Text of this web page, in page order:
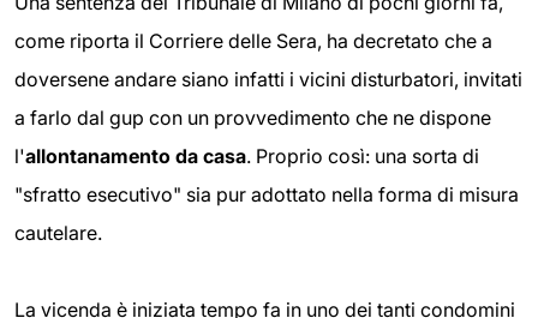
come riporta il Corriere delle Sera, ha decretato che a
doversene andare siano infatti i vicini disturbatori, invitati
a farlo dal gup con un provvedimento che ne dispone
l'allontanamento da casa. Proprio così: una sorta di
"sfratto esecutivo" sia pur adottato nella forma di misura
cautelare.
La vicenda è iniziata tempo fa in uno dei tanti condomini